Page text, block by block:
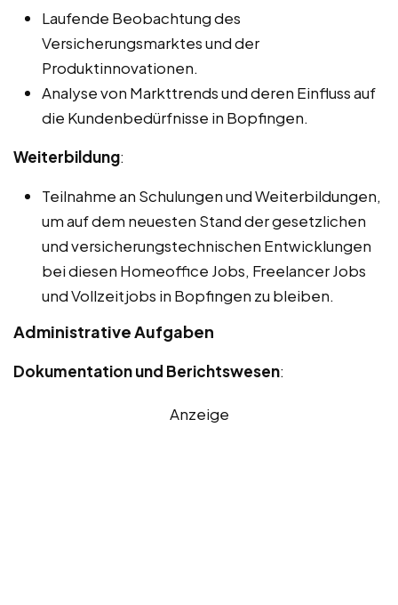
Laufende Beobachtung des
Versicherungsmarktes und der
Produktinnovationen.
Analyse von Markttrends und deren Einfluss auf
die Kundenbedürfnisse in Bopfingen.
Weiterbildung:
Teilnahme an Schulungen und Weiterbildungen,
um auf dem neuesten Stand der gesetzlichen
und versicherungstechnischen Entwicklungen
bei diesen Homeoffice Jobs, Freelancer Jobs
und Vollzeitjobs in Bopfingen zu bleiben.
Administrative Aufgaben
Dokumentation und Berichtswesen:
Anzeige